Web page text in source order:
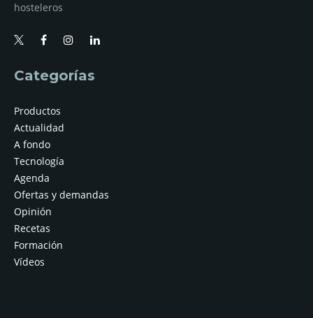
hosteleros
Categorías
Productos
Actualidad
A fondo
Tecnología
Agenda
Ofertas y demandas
Opinión
Recetas
Formación
Vídeos